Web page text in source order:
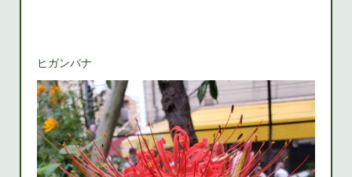
ヒガンバナ